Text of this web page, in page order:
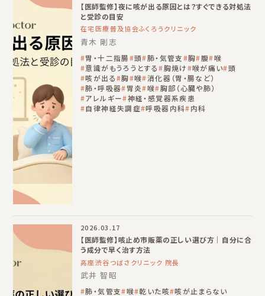
【医師監修】夜に咳が出る原因とは？すぐできる対処法
と受診の目安
在宅医療普及協会ふくろうクリニック
青木 剛志
胃・十二指腸 頭 肺・気管支 胸 腹 喉
意識がもうろうとする 胸焼け 喉が痛い 頭
咳が出る
胸 喉 消化器（胃・腸など）
肺・呼吸器 胃炎 喉 胸部（心臓や肺）
アレルギー 神経・感覚器系疾患
自律神経失調症 呼吸器内科 内科
2026.03.17
【医師監修】咳止め市販薬の正しい選び方｜自分に合
う成分で早く治す方法
高座渋谷つばさクリニック 院長
武井 智昭
肺・気管支 喉 乾いた咳 咳が止まらない